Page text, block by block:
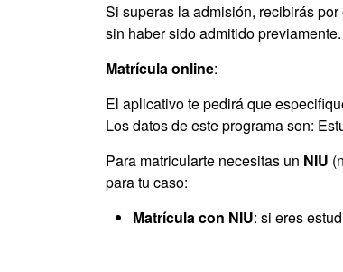
Si superas la admisión, recibirás
sin haber sido admitido previamente.
Matrícula online:
El aplicativo te pedirá que
Los datos de este programa son:
Para matricularte necesitas un NIU
para tu caso:
Matrícula con NIU: si eres